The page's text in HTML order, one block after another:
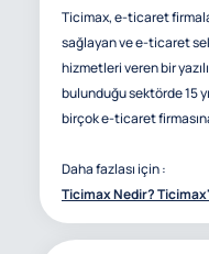
Ticimax, e-ticaret
sağlayan ve e-ticaret
hizmetleri veren bir
bulunduğu sektörde 15
birçok e-ticaret
Daha fazlası için :
Ticimax Nedir?